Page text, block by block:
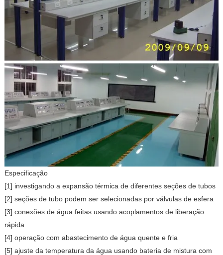
Especificação
[1] investigando a expansão térmica de diferentes seções de tubos
[2] seções de tubo podem ser selecionadas por válvulas de esfera
[3] conexões de água feitas usando acoplamentos de liberação
rápida
[4] operação com abastecimento de água quente e fria
[5] ajuste da temperatura da água usando bateria de mistura com